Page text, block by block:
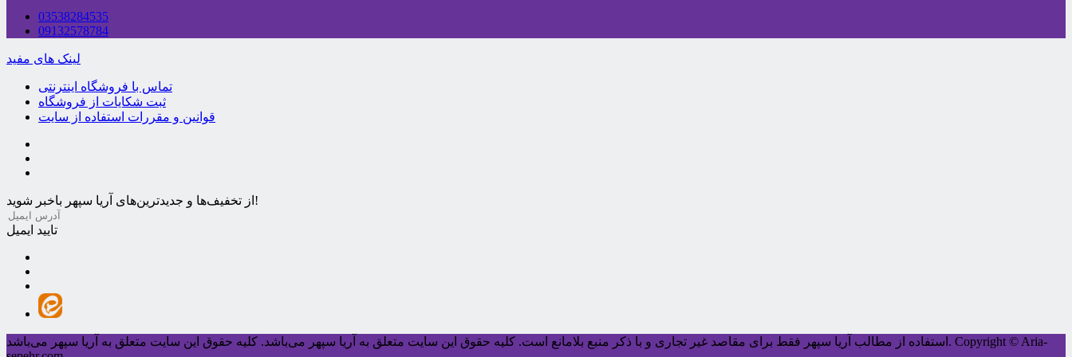
03538284535
09132578784
لینک های مفید
تماس با فروشگاه اینترنتی
ثبت شکایات از فروشگاه
قوانین و مقررات استفاده از سایت
از تخفیف‌ها و جدیدترین‌های آریا سپهر باخبر شوید!
تایید ایمیل
استفاده از مطالب آریا سپهر فقط برای مقاصد غیر تجاری و با ذکر منبع بلامانع است. کليه حقوق اين سايت متعلق به آریا سپهر می‌باشد. کليه حقوق اين سايت متعلق به آریا سپهر می‌باشد. Copyright © Aria-